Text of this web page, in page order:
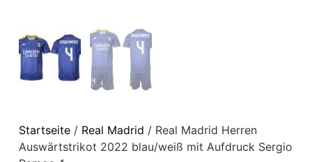
Startseite/ Real Madrid / Real Madrid Herren
Auswärtstrikot 2022 blau/weiß mit Aufdruck Sergio